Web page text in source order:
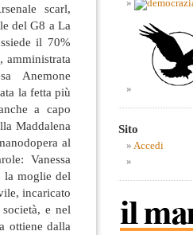
scarl,
del G8 a La
il 70%
amministrata
Anemone
la fetta più
a capo
Maddalena
al
Vanessa
la moglie del
incaricato
e nel
ottiene dalla
Sito
Accedi